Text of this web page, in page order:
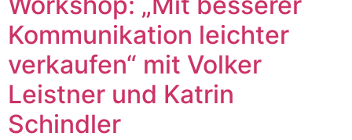
Kommunikation leichter
verkaufen“ mit Volker
Leistner und Katrin
Schindler